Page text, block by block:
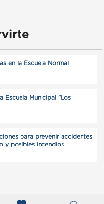
en la Escuela Normal
Escuela Municipal "Los
para prevenir accidentes
y posibles incendios